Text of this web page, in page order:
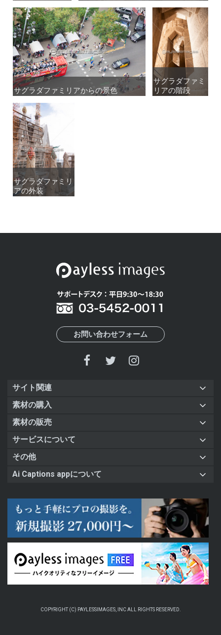
サグラダファミリアからの景色
サグラダファミリアからの景色
サグラダファミ
リアの階段
サグラダファミ
リアの階段
サグラダファミリ
アの外装
サグラダファミリ
アの外装
お問い合わせフォーム
サイト関連
素材の購入
素材の販売
サービスについて
その他
Ai Captions appについて
COPYRIGHT (C) PAYLESSIMAGES, INC ALL RIGHTS RESERVED.